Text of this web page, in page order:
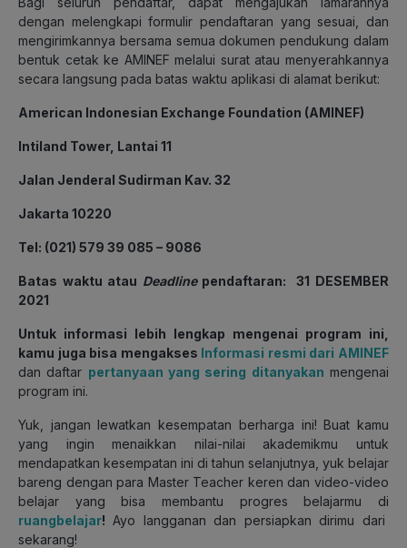
dengan melengkapi formulir pendaftaran yang sesuai, dan
mengirimkannya bersama semua dokumen pendukung dalam
bentuk cetak ke AMINEF melalui surat atau menyerahkannya
secara langsung pada batas waktu aplikasi di alamat berikut:
American Indonesian Exchange Foundation (AMINEF)
Intiland Tower, Lantai 11
Jalan Jenderal Sudirman Kav. 32
Jakarta 10220
Tel: (021) 579 39 085 – 9086
Batas waktu atau Deadline pendaftaran: 31 DESEMBER
2021
Untuk informasi lebih lengkap mengenai program ini,
kamu juga bisa mengakses Informasi resmi dari AMINEF
dan daftar pertanyaan yang sering ditanyakan mengenai
program ini.
Yuk, jangan lewatkan kesempatan berharga ini! Buat kamu
yang ingin menaikkan nilai-nilai akademikmu untuk
mendapatkan kesempatan ini di tahun selanjutnya, yuk belajar
bareng dengan para Master Teacher keren dan video-video
belajar yang bisa membantu progres belajarmu di
ruangbelajar! Ayo langganan dan persiapkan dirimu dari
sekarang!